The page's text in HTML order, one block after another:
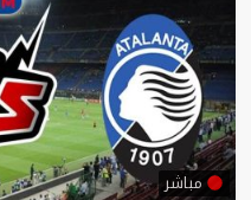
مباشر